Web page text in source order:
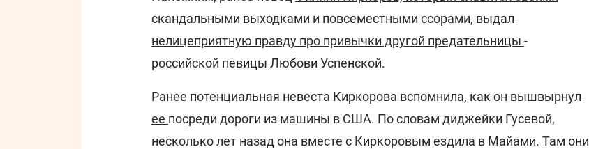
скандальными выходками и повсеместными ссорами, выдал
нелицеприятную правду про привычки другой предательницы -
российской певицы Любови Успенской.
Ранее потенциальная невеста Киркорова вспомнила, как он вышвырнул
ее посреди дороги из машины в США. По словам диджейки Гусевой,
несколько лет назад она вместе с Киркоровым ездила в Майами. Там они